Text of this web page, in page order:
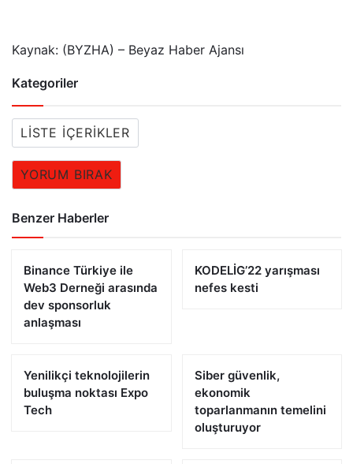
Kaynak: (BYZHA) – Beyaz Haber Ajansı
Kategoriler
LISTE İÇERIKLER
YORUM BIRAK
Benzer Haberler
Binance Türkiye ile
Web3 Derneği arasında
dev sponsorluk
anlaşması
KODELİG’22 yarışması
nefes kesti
Yenilikçi teknolojilerin
buluşma noktası Expo
Tech
Siber güvenlik,
ekonomik
toparlanmanın temelini
oluşturuyor